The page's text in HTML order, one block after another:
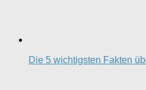
Die 5 wichtigsten Fakten